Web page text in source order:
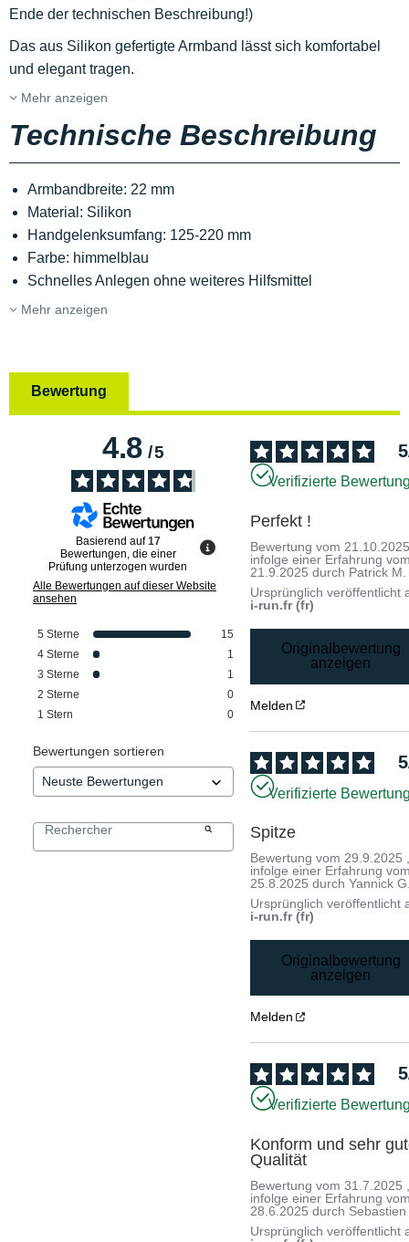
Ende der technischen Beschreibung!)
Das aus Silikon gefertigte Armband lässt sich komfortabel
und elegant tragen.
Mehr anzeigen
Technische Beschreibung
Armbandbreite: 22 mm
Material: Silikon
Handgelenksumfang: 125-220 mm
Farbe: himmelblau
Schnelles Anlegen ohne weiteres Hilfsmittel
Mehr anzeigen
Bewertung
4.8/5
Basierend auf17
Bewertungen, die einer
Prüfung unterzogen wurden
Alle Bewertungen auf dieser Website
ansehen
5 Sterne
15
4 Sterne
1
3 Sterne
1
2 Sterne
0
1 Stern 0
Bewertungen sortieren
5
Verifizierte
Perfekt !
Bewertung vom
infolge einer Erfahrung
21.9.2025 durch Patrick M.
Ursprünglich veröffentlicht
i-run.fr (fr)
Originalbewertung
anzeigen
Melden
5
Verifizierte
Spitze
Bewertung vom 29.9.2025
infolge einer Erfahrung
25.8.2025 durchYannick
Ursprünglich veröffentlicht
i-run.fr (fr)
Originalbewertung
anzeigen
Melden
5
Verifizierte
Konform und sehr
Qualität
Bewertung vom31.7.2025
infolge einer Erfahrung
28.6.2025 durch
Ursprünglich veröffentlicht